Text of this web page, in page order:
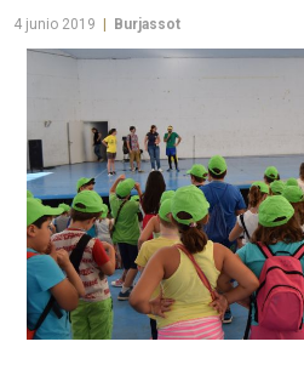
4 junio 2019 Burjassot